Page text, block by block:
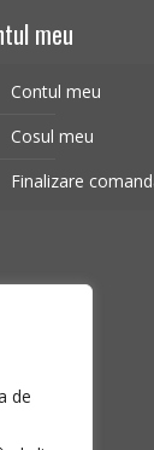
de
meu
Contul meu
Cosul meu
Finalizare